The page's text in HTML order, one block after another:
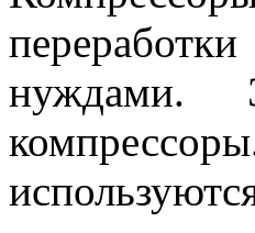
нуждами.